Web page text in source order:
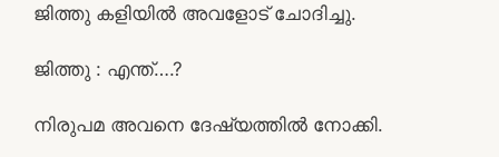
ജിത്തു കളിയിൽ അവളോട് ചോദിച്ചു.
ജിത്തു : എന്ത്….?
നിരുപമ അവനെ ദേഷ്യത്തിൽ നോക്കി.